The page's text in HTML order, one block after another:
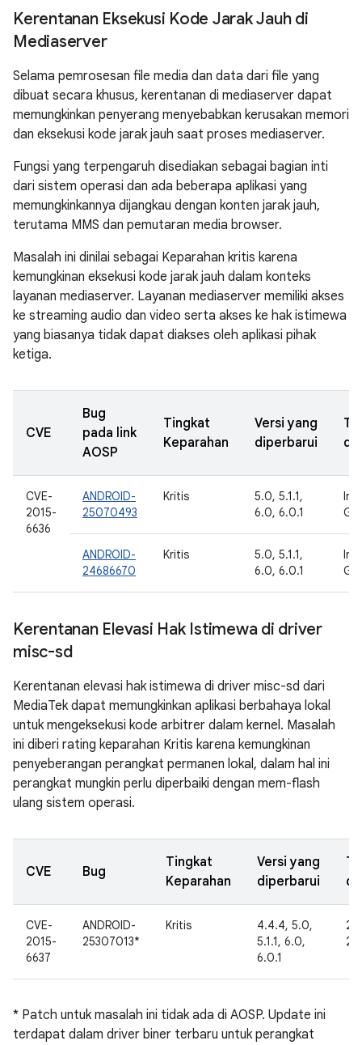
Kerentanan Eksekusi Kode Jarak Jauh di
Mediaserver
Selama pemrosesan file media dan data dari file yang
dibuat secara khusus, kerentanan di mediaserver dapat
memungkinkan penyerang menyebabkan kerusakan memori
dan eksekusi kode jarak jauh saat proses mediaserver.
Fungsi yang terpengaruh disediakan sebagai bagian inti
dari sistem operasi dan ada beberapa aplikasi yang
memungkinkannya dijangkau dengan konten jarak jauh,
terutama MMS dan pemutaran media browser.
Masalah ini dinilai sebagai Keparahan kritis karena
kemungkinan eksekusi kode jarak jauh dalam konteks
layanan mediaserver. Layanan mediaserver memiliki akses
ke streaming audio dan video serta akses ke hak istimewa
yang biasanya tidak dapat diakses oleh aplikasi pihak
ketiga.
CVE
Bug
pada link
AOSP
Tingkat
Keparahan
Versi yang
diperbarui
CVE-
2015-
6636
ANDROID-
25070493
Kritis
5.0, 5.1.1,
6.0, 6.0.1
ANDROID-
24686670
Kritis
5.0, 5.1.1,
6.0, 6.0.1
Kerentanan Elevasi Hak Istimewa di driver
misc-sd
Kerentanan elevasi hak istimewa di driver misc-sd dari
MediaTek dapat memungkinkan aplikasi berbahaya lokal
untuk mengeksekusi kode arbitrer dalam kernel. Masalah
ini diberi rating keparahan Kritis karena kemungkinan
penyeberangan perangkat permanen lokal, dalam hal ini
perangkat mungkin perlu diperbaiki dengan mem-flash
ulang sistem operasi.
CVE Bug
Tingkat
Keparahan
Versi yang
diperbarui
CVE-
2015-
6637
ANDROID-
25307013*
Kritis
4.4.4, 5.0,
5.1.1, 6.0,
6.0.1
* Patch untuk masalah ini tidak ada di AOSP. Update ini
terdapat dalam driver biner terbaru untuk perangkat